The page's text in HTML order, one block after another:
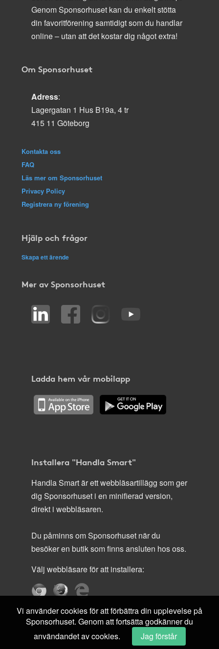
Genom Sponsorhuset kan du enkelt stötta
din favoritförening samtidigt som du handlar
online – utan att det kostar dig något extra!
Om Sponsorhuset
Adress:
Lagergatan 1 Hus B19a, 4 tr
415 11 Göteborg
Kontakta oss
FAQ
Läs mer om Sponsorhuset
Privacy Policy
Registrera ny förening
Hjälp och frågor
Skapa ett ärende
Mer av Sponsorhuset
Ladda hem vår mobilapp
Installera "Handla Smart"
Handla Smart är ett webbläsartillägg som ger
dig Sponsorhuset i en minifierad version,
direkt i webbläsaren.
Du påminns om Sponsorhuset när du
besöker en butik som finns ansluten hos oss.
Välj webbläsare för att installera:
Vi använder cookies för att förbättra din upplevelse på
Sponsorhuset. Genom att fortsätta godkänner du
användandet av cookies.
Jag förstår